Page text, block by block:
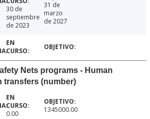
30 de
septiembre
de 2023
31 de
marzo
de 2027
Nets programs - Human
transfers (number)
0.00 1345000.00